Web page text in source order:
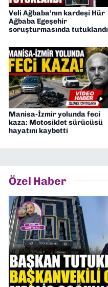
Veli Ağbaba’nın kardeşi Hür
Ağbaba Egeşehir
soruşturmasında tutuklandı
Manisa-İzmir yolunda feci
kaza: Motosiklet sürücüsü
hayatını kaybetti
Özel Haber